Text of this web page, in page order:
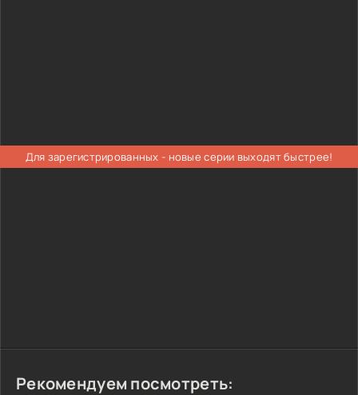
Для зарегистрированных - новые серии выходят быстрее!
Рекомендуем посмотреть: